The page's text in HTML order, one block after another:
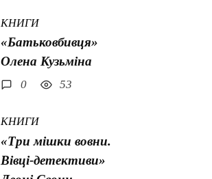
КНИГИ
«Батьковбивця»
Олена Кузьміна
0 53
КНИГИ
«Три мішки вовни.
Вівці-детективи»